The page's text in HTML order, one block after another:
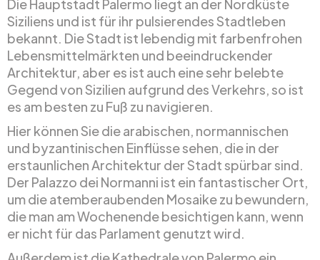
Die Hauptstadt Palermo liegt an der Nordküste
Siziliens und ist für ihr pulsierendes Stadtleben
bekannt. Die Stadt ist lebendig mit farbenfrohen
Lebensmittelmärkten und beeindruckender
Architektur, aber es ist auch eine sehr belebte
Gegend von Sizilien aufgrund des Verkehrs, so ist
es am besten zu Fuß zu navigieren.
Hier können Sie die arabischen, normannischen
und byzantinischen Einflüsse sehen, die in der
erstaunlichen Architektur der Stadt spürbar sind.
Der Palazzo dei Normanni ist ein fantastischer Ort,
um die atemberaubenden Mosaike zu bewundern,
die man am Wochenende besichtigen kann, wenn
er nicht für das Parlament genutzt wird.